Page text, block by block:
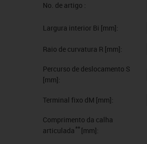
No. de artigo :
Largura interior Bi [mm]:
Raio de curvatura R [mm]:
Percurso de deslocamento S
[mm]:
Terminal fixo dM [mm]:
Comprimento da calha
articulada ** [mm]: